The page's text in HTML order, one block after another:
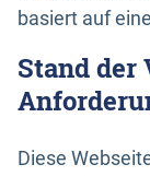
basiert auf
Stand
Diese